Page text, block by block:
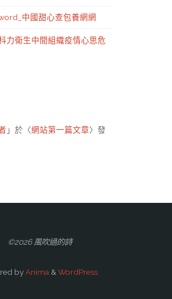
中國甜心查包養網網
力衛生中間組織疫情心思危
」於〈網站第一篇文章〉發
©2026 風吹過的詩
byAnima & WordPress.